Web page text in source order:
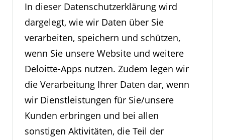
In dieser Datenschutzerklärung wird
dargelegt, wie wir Daten über Sie
verarbeiten, speichern und schützen,
wenn Sie unsere Website und weitere
Deloitte-Apps nutzen. Zudem legen wir
die Verarbeitung Ihrer Daten dar, wenn
wir Dienstleistungen für Sie/unsere
Kunden erbringen und bei allen
sonstigen Aktivitäten, die Teil der